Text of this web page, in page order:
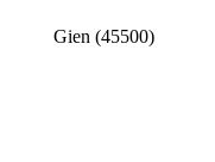
Gien (45500)